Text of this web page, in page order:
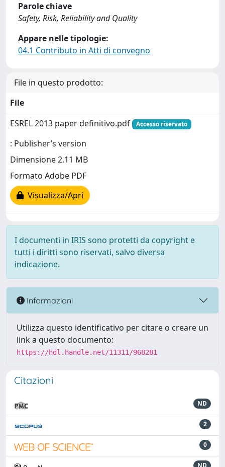
Parole chiave
Safety, Risk, Reliability and Quality
Appare nelle tipologie:
04.1 Contributo in Atti di convegno
File in questo prodotto:
File
ESREL 2013 paper definitivo.pdf
Accesso riservato
: Publisher’s version
Dimensione 2.11 MB
Formato Adobe PDF
Visualizza/Apri
I documenti in IRIS sono protetti da copyright e
tutti i diritti sono riservati, salvo diversa
indicazione.
Informazioni
Utilizza questo identificativo per citare o creare un
link a questo documento:
https://hdl.handle.net/11311/968281
Citazioni
ND
2
0